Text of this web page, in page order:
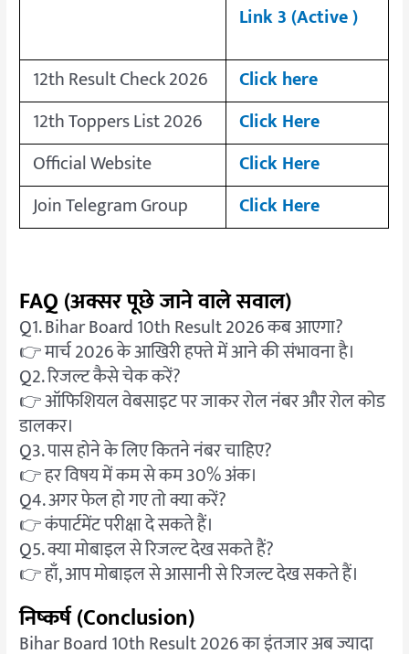
Link 3 (Active )
12th Result Check 2026
Click here
12th Toppers List 2026
Click Here
Official Website
Click Here
Join Telegram Group
Click Here
FAQ (अक्सर पूछे जाने वाले सवाल)
Q1. Bihar Board 10th Result 2026 कब आएगा?
👉 मार्च 2026 के आखिरी हफ्ते में आने की संभावना है।
Q2. रिजल्ट कैसे चेक करें?
👉 ऑफिशियल वेबसाइट पर जाकर रोल नंबर और रोल कोड
डालकर।
Q3. पास होने के लिए कितने नंबर चाहिए?
👉 हर विषय में कम से कम 30% अंक।
Q4. अगर फेल हो गए तो क्या करें?
👉 कंपार्टमेंट परीक्षा दे सकते हैं।
Q5. क्या मोबाइल से रिजल्ट देख सकते हैं?
👉 हाँ, आप मोबाइल से आसानी से रिजल्ट देख सकते हैं।
निष्कर्ष (Conclusion)
Bihar Board 10th Result 2026 का इंतजार अब ज्यादा